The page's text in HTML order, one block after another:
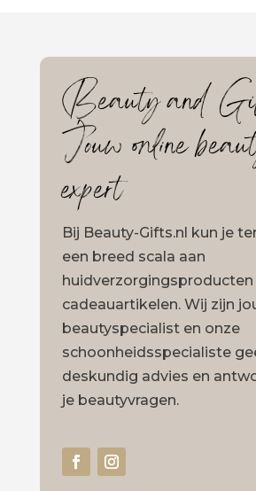
Beauty and
Jouw online
expert
Bij Beauty-Gifts.nl kun je
een breed scala aan
huidverzorgingsproducten
cadeauartikelen. Wij zijn
beautyspecialist en onze
schoonheidsspecialiste
deskundig advies en
je beautyvragen.